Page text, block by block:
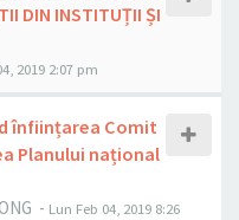
DIN INSTITUȚII ȘI
2019 2:07 pm
înființarea Comit
Planului național
- Lun Feb 04, 2019 8:26